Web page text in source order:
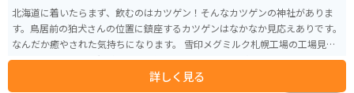
北海道に着いたらまず、飲むのはカツゲン！そんなカツゲンの神社がありま
す。鳥居前の狛犬さんの位置に鎮座するカツゲンはなかなか見応えありです。
なんだか癒やされた気持ちになります。 雪印メグミルク札幌工場の工場見学
でお参りできます。無料で見学可能で、素敵なおみやげも頂けます。※見学は
事前予約必須のためご注意ください。詳しく見る